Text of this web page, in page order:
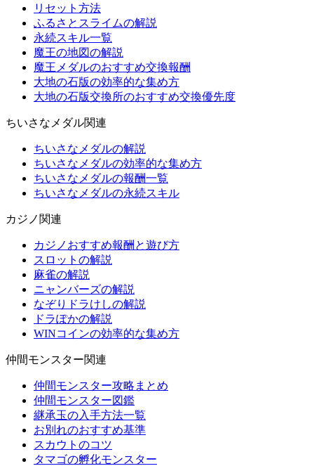
リセット方法
ふるさとスライムの解説
永続スキル一覧
魔王の地図の解説
魔王メダルのおすすめ交換報酬
大地の石版の効率的な集め方
大地の石版交換所のおすすめ交換優先度
ちいさなメダル関連
ちいさなメダルの解説
ちいさなメダルの効率的な集め方
ちいさなメダルの報酬一覧
ちいさなメダルの永続スキル
カジノ関連
カジノおすすめ報酬と遊び方
スロットの解説
麻雀の解説
ニャンバーズの解説
なぞりドラけしの解説
ドラぽかの解説
WINコインの効率的な集め方
仲間モンスター関連
仲間モンスター攻略まとめ
仲間モンスター図鑑
継承玉の入手方法一覧
お別れのおすすめ基準
スカウトのコツ
タマゴの孵化モンスター